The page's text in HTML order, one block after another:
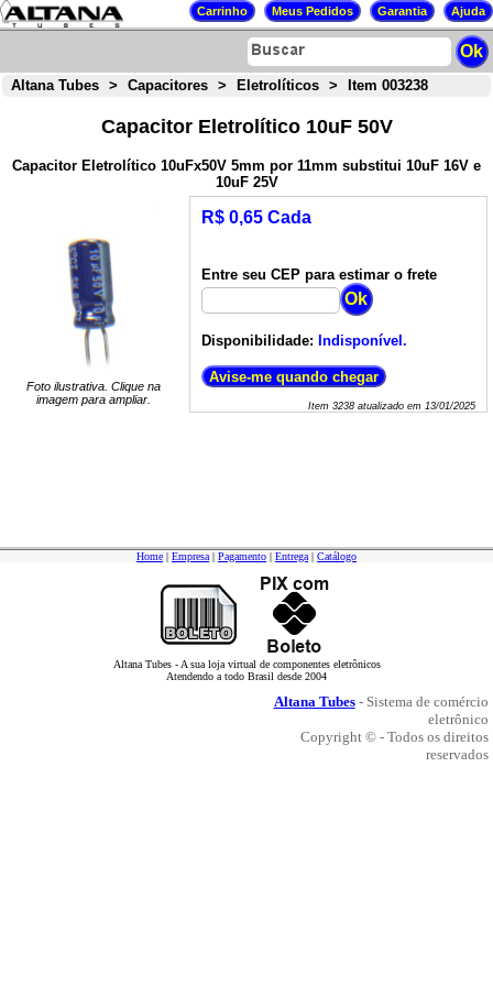
Altana Tubes > Capacitores > Eletrolíticos > Item 003238
Capacitor Eletrolítico 10uF 50V
Capacitor Eletrolítico 10uFx50V 5mm por 11mm substitui 10uF 16V e
10uF 25V
Foto ilustrativa. Clique na
imagem para ampliar.
R$ 0,65 Cada
Entre seu CEP para estimar o frete
Disponibilidade: Indisponível.
Item 3238atualizado em 13/01/2025
Home | Empresa | Pagamento | Entrega | Catálogo
Altana Tubes - A sua loja virtual de componentes eletrônicos
Atendendo a todo Brasil desde 2004
Altana Tubes- Sistema de comércio
eletrônico
Copyright © - Todos os direitos
reservados